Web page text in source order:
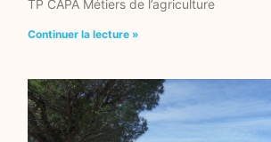
TP CAPA Métiers de l’agriculture
Continuer la lecture »